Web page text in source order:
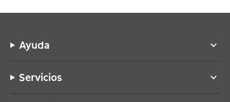
Ayuda keyboard_arrow_down
Servicios keyboard_arrow_down